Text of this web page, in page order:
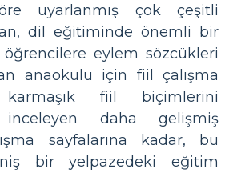
uyarlanmış çok çeşitli
dil eğitiminde önemli bir
öğrencilere eylem sözcükleri
anaokulu için fiil çalışma
karmaşık fiil biçimlerini
inceleyen daha gelişmiş
sayfalarına kadar, bu
bir yelpazedeki eğitim